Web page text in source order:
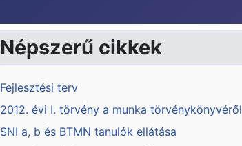
Népszerű cikkek
Fejlesztési terv
2012. évi I. törvény a munka törvénykönyvéről
SNI a, b és BTMN tanulók ellátása